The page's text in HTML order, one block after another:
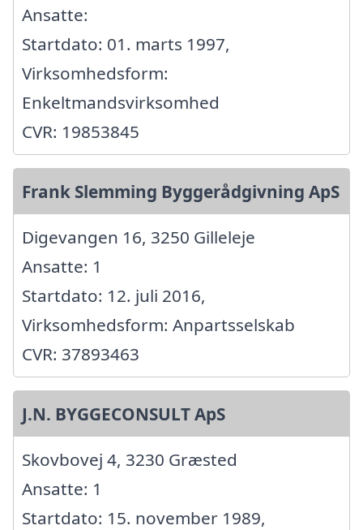
Ansatte:
Startdato: 01. marts 1997,
Virksomhedsform:
Enkeltmandsvirksomhed
CVR: 19853845
Frank Slemming Byggerådgivning ApS
Digevangen 16, 3250 Gilleleje
Ansatte: 1
Startdato: 12. juli 2016,
Virksomhedsform: Anpartsselskab
CVR: 37893463
J.N. BYGGECONSULT ApS
Skovbovej 4, 3230 Græsted
Ansatte: 1
Startdato: 15. november 1989,